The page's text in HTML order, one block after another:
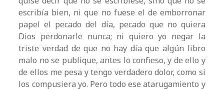
escribía bien, ni que no fuese el de emborronar
papel el pecado del día, pecado que no quiera
Dios perdonarle nunca; ni quiero yo negar la
triste verdad de que no hay día que algún libro
malo no se publique, antes lo confieso, y de ello y
de ellos me pesa y tengo verdadero dolor, como si
los compusiera yo. Pero todo ese atarugamiento y